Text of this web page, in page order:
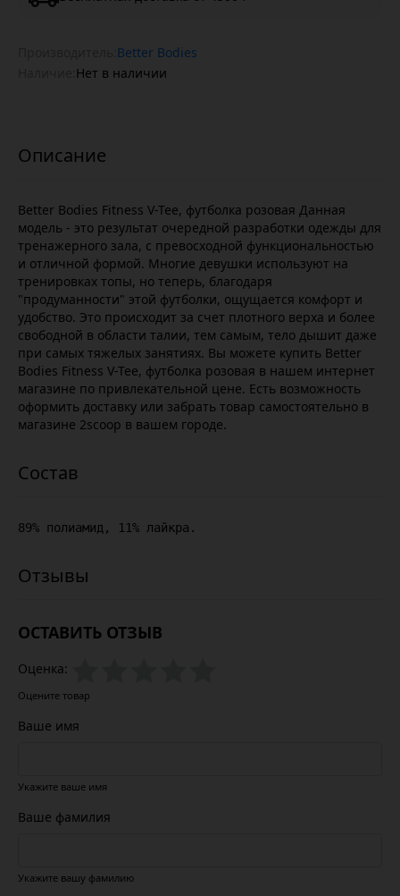
Better Bodies
Нет в наличии
Better Bodies Fitness V-Tee, футболка розовая Данная
модель - это результат очередной разработки одежды для
тренажерного зала, с превосходной функциональностью
и отличной формой. Многие девушки используют на
тренировках топы, но теперь, благодаря
"продуманности" этой футболки, ощущается комфорт и
удобство. Это происходит за счет плотного верха и более
свободной в области талии, тем самым, тело дышит даже
при самых тяжелых занятиях. Вы можете купить Better
Bodies Fitness V-Tee, футболка розовая в нашем интернет
магазине по привлекательной цене. Есть возможность
оформить доставку или забрать товар самостоятельно в
магазине 2scoop в вашем городе.
89% полиамид, 11% лайкра.
ОСТАВИТЬ ОТЗЫВ
Оценка:
Оцените товар
Ваше имя
Укажите ваше имя
Ваше фамилия
Укажите вашу фамилию